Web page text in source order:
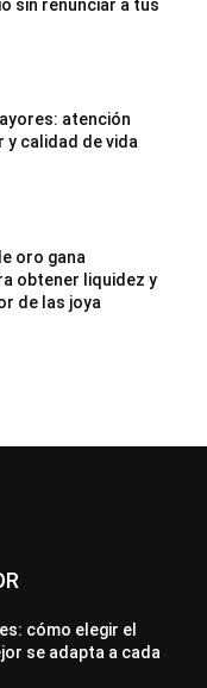
sin renunciar a tus
atención
y calidad de vida
oro gana
obtener liquidez y
de las joya
cómo elegir el
se adapta a cada